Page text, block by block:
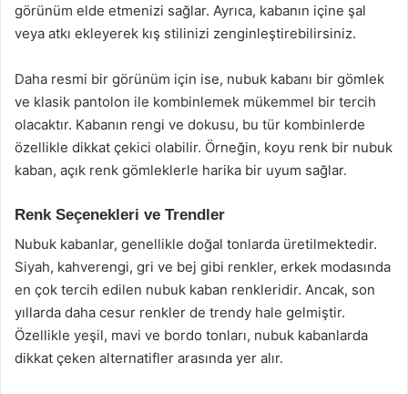
görünüm elde etmenizi sağlar. Ayrıca, kabanın içine şal
veya atkı ekleyerek kış stilinizi zenginleştirebilirsiniz.
Daha resmi bir görünüm için ise, nubuk kabanı bir gömlek
ve klasik pantolon ile kombinlemek mükemmel bir tercih
olacaktır. Kabanın rengi ve dokusu, bu tür kombinlerde
özellikle dikkat çekici olabilir. Örneğin, koyu renk bir nubuk
kaban, açık renk gömleklerle harika bir uyum sağlar.
Renk Seçenekleri ve Trendler
Nubuk kabanlar, genellikle doğal tonlarda üretilmektedir.
Siyah, kahverengi, gri ve bej gibi renkler, erkek modasında
en çok tercih edilen nubuk kaban renkleridir. Ancak, son
yıllarda daha cesur renkler de trendy hale gelmiştir.
Özellikle yeşil, mavi ve bordo tonları, nubuk kabanlarda
dikkat çeken alternatifler arasında yer alır.